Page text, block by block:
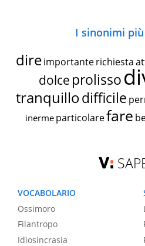
I sinonimi
dire importante richiesta
dolce prolisso
tranquillodifficile
inerme particolarefare
VOCABOLARIO
Ossimoro
Filantropo
Idiosincrasia